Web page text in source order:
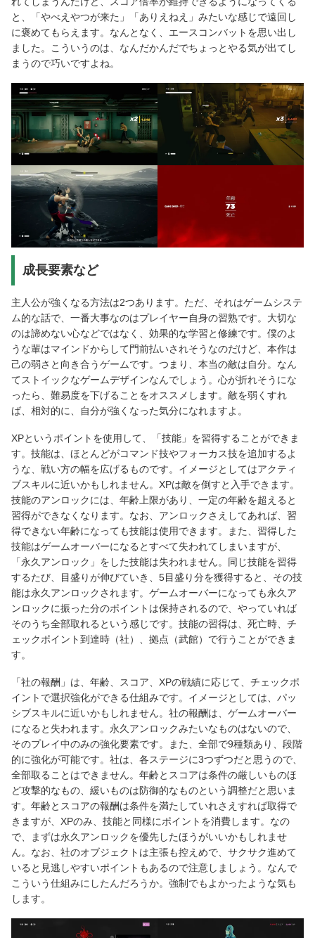
と、「やべえやつが来た」「ありえねえ」みたいな感じで遠回し
に褒めてもらえます。なんとなく、エースコンバットを思い出し
ました。こういうのは、なんだかんだでちょっとやる気が出てし
まうので巧いですよね。
成長要素など
主人公が強くなる方法は2つあります。ただ、それはゲームシステ
ム的な話で、一番大事なのはプレイヤー自身の習熟です。大切な
のは諦めない心などではなく、効果的な学習と修練です。僕のよ
うな輩はマインドからして門前払いされそうなのだけど、本作は
己の弱さと向き合うゲームです。つまり、本当の敵は自分。なん
てストイックなゲームデザインなんでしょう。心が折れそうにな
ったら、難易度を下げることをオススメします。敵を弱くすれ
ば、相対的に、自分が強くなった気分になれますよ。
XPというポイントを使用して、「技能」を習得することができま
す。技能は、ほとんどがコマンド技やフォーカス技を追加するよ
うな、戦い方の幅を広げるものです。イメージとしてはアクティ
ブスキルに近いかもしれません。XPは敵を倒すと入手できます。
技能のアンロックには、年齢上限があり、一定の年齢を超えると
習得ができなくなります。なお、アンロックさえしてあれば、習
得できない年齢になっても技能は使用できます。また、習得した
技能はゲームオーバーになるとすべて失われてしまいますが、
「永久アンロック」をした技能は失われません。同じ技能を習得
するたび、目盛りが伸びていき、5目盛り分を獲得すると、その技
能は永久アンロックされます。ゲームオーバーになっても永久ア
ンロックに振った分のポイントは保持されるので、やっていれば
そのうち全部取れるという感じです。技能の習得は、死亡時、チ
ェックポイント到達時（社）、拠点（武館）で行うことができま
す。
「社の報酬」は、年齢、スコア、XPの戦績に応じて、チェックポ
イントで選択強化ができる仕組みです。イメージとしては、パッ
シブスキルに近いかもしれません。社の報酬は、ゲームオーバー
になると失われます。永久アンロックみたいなものはないので、
そのプレイ中のみの強化要素です。また、全部で9種類あり、段階
的に強化が可能です。社は、各ステージに3つずつだと思うので、
全部取ることはできません。年齢とスコアは条件の厳しいものほ
ど攻撃的なもの、緩いものは防御的なものという調整だと思いま
す。年齢とスコアの報酬は条件を満たしていれさえすれば取得で
きますが、XPのみ、技能と同様にポイントを消費します。なの
で、まずは永久アンロックを優先したほうがいいかもしれませ
ん。なお、社のオブジェクトは主張も控えめで、サクサク進めて
いると見逃しやすいポイントもあるので注意しましょう。なんで
こういう仕組みにしたんだろうか。強制でもよかったような気も
します。